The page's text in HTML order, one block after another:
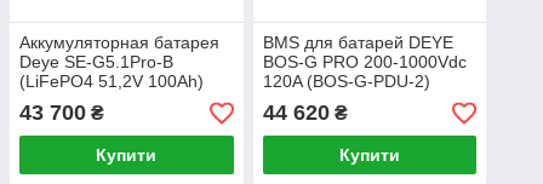
Аккумуляторная батарея
Deye SE-G5.1Pro-B
(LiFePO4 51,2V 100Ah)
43 700 ₴
Купити
BMS для батарей DEYE
BOS-G PRO 200-1000Vdc
120A (BOS-G-PDU-2)
44 620₴
Купити